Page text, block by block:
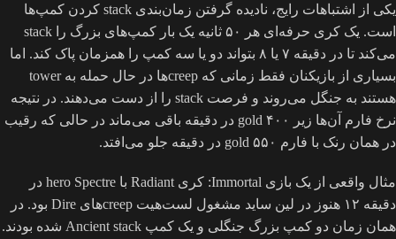
یکی از اشتباهات رایج، نادیده گرفتن زمان‌بندی stack کردن کمپ‌ها
است. یک کری حرفه‌ای هر ۵۰ ثانیه یک بار کمپ‌های بزرگ را stack
می‌کند تا در دقیقه ۷ یا ۸ بتواند دو یا سه کمپ را همزمان پاک کند. اما
بسیاری از بازیکنان فقط زمانی که creepها در حال حمله به tower
هستند به جنگل می‌روند و فرصت stack را از دست می‌دهند. در نتیجه
نرخ فارم آن‌ها زیر ۴۰۰ gold در دقیقه باقی می‌ماند در حالی که رقیب
در همان رنک با فارم ۵۵۰ gold در دقیقه جلو می‌افتد.
مثال واقعی از یک بازی Immortal: کری Radiant با hero Spectre در
دقیقه ۱۲ هنوز در لین ساید مشغول لست‌هیت creepهای Dire بود. در
همان زمان دو کمپ بزرگ جنگلی و یک کمپ Ancient stack شده بودند.